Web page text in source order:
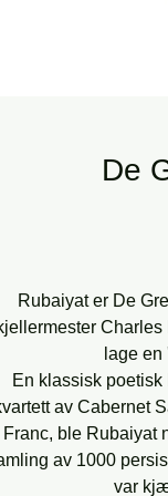
De
Rubaiyat er De
lage
En klassisk
av Cabernet
Franc, ble Rubaiyat
av 1000
var